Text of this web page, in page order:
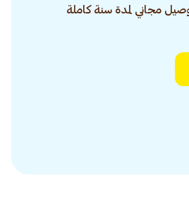
مجاني لمدة سنة كاملة